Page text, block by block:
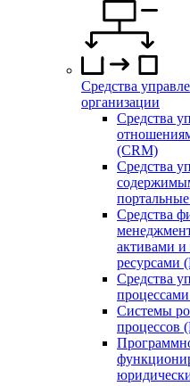
Средства
организации
Средства
(CRM)
Средства
Средства
активами
ресурсами
Средства
Системы
процессов